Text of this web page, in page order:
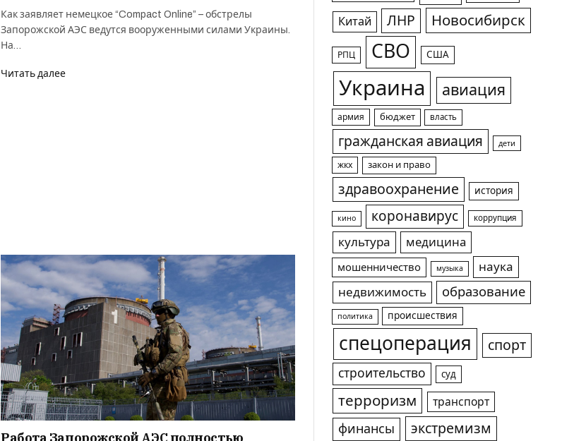
Как заявляет немецкое “Compact Online” – обстрелы
Запорожской АЭС ведутся вооруженными силами Украины.
На…
Читать далее
Китай ЛНР Новосибирск
РПЦ СВО США
Украина авиация
армия бюджет власть
гражданская авиация дети
жкх закон и право
здравоохранение история
кино коронавирус коррупция
культура медицина
мошенничество музыка
наука
недвижимость
образование
политика происшествия
спецоперация спорт
строительство суд
терроризм транспорт
финансы экстремизм